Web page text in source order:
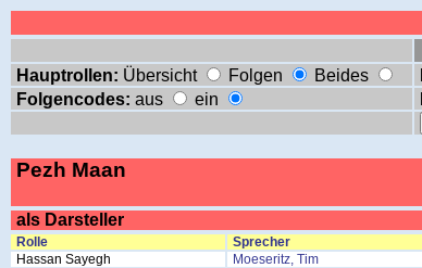
Hauptrollen: Übersicht Folgen Beides
Folgencodes: aus ein
Pezh Maan
als Darsteller
Rolle Sprecher
Hassan Sayegh
Moeseritz, Tim